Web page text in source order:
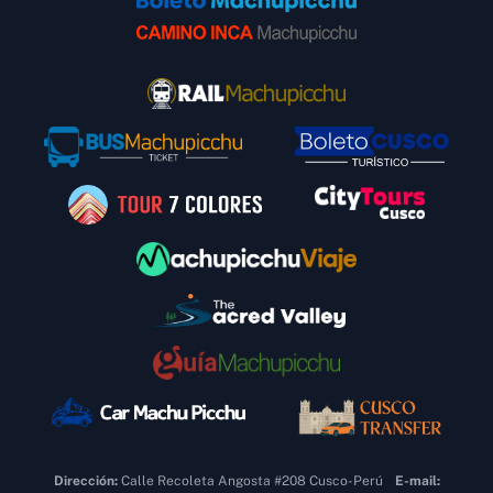
Dirección:Calle Recoleta Angosta #208 Cusco-Perú
E-mail: